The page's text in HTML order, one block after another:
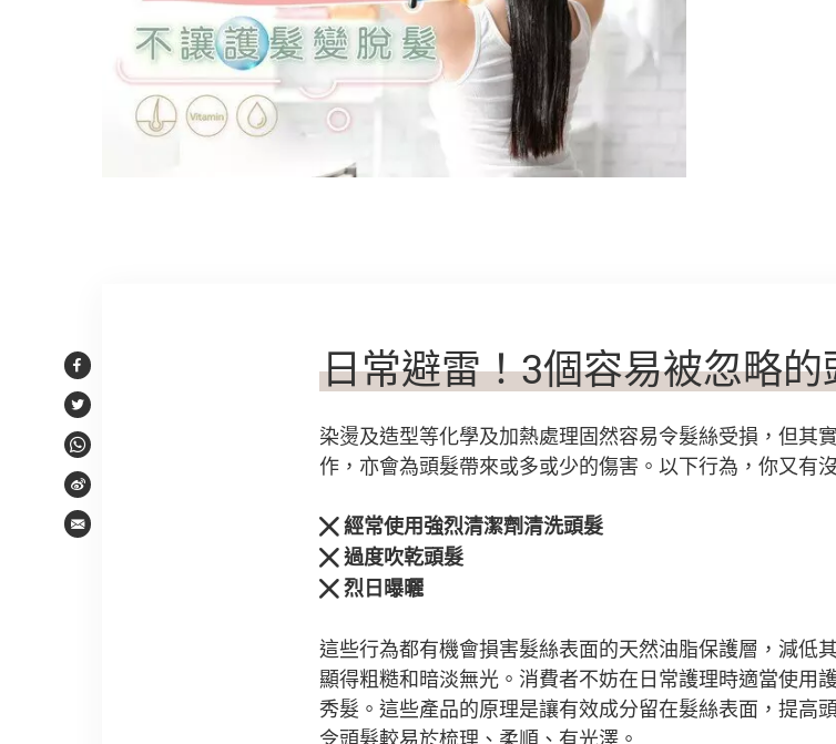
Facebook
Twitter
WhatsApp
Weibo
Email
日常避雷！3個容易被忽略的
染燙及造型等化學及加熱處理固然容易令髮絲受損，但其
作，亦會為頭髮帶來或多或少的傷害。以下行為，你又有
經常使用強烈清潔劑清洗頭髮
過度吹乾頭髮
烈日曝曬
這些行為都有機會損害髮絲表面的天然油脂保護層，減低
顯得粗糙和暗淡無光。消費者不妨在日常護理時適當使用
秀髮。這些產品的原理是讓有效成分留在髮絲表面，提高